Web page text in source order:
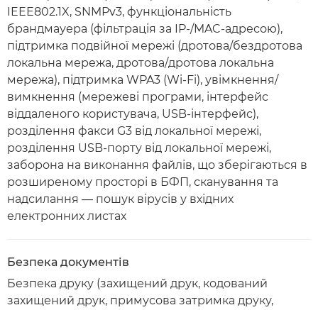
IEEE802.1X, SNMPv3, функціональність
брандмауера (фільтрація за IP-/MAC-адресою),
підтримка подвійної мережі (дротова/бездротова
локальна мережа, дротова/дротова локальна
мережа), підтримка WPA3 (Wi-Fi), увімкнення/
вимкнення (мережеві програми, інтерфейс
віддаленого користувача, USB-інтерфейс),
розділення факси G3 від локальної мережі,
розділення USB-порту від локальної мережі,
заборона на виконання файлів, що зберігаються в
розширеному просторі в БФП, сканування та
надсилання — пошук вірусів у вхідних
електронних листах
Безпека документів
Безпека друку (захищений друк, кодований
захищений друк, примусова затримка друку,